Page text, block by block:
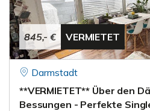
845,- € VERMIETET
Darmstadt
**VERMIETET** Über den
Bessungen - Perfekte